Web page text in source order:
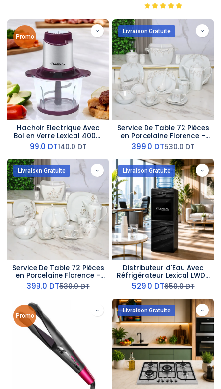
Promo
Hachoir Electrique Avec
Bol en Verre Lexical 400W
3L - Violet
99.0 DT140.0DT
Livraison Gratuite
Service De Table 72 Pièces
en Porcelaine Florence -
Carré - G2246
399.0 DT530.0DT
Livraison Gratuite
Service De Table 72 Pièces
en Porcelaine Florence -
Carré - GS1168
399.0 DT530.0DT
Livraison Gratuite
Distributeur d'Eau Avec
Réfrigérateur Lexical LWD-
6070 - Marbre Noir
529.0 DT650.0DT
Promo
Livraison Gratuite